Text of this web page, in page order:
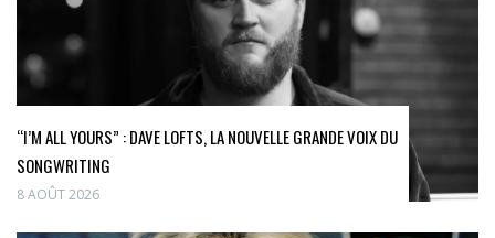
“I’M ALL YOURS” : DAVE LOFTS, LA NOUVELLE GRANDE VOIX DU
SONGWRITING
8 AOÛT 2026